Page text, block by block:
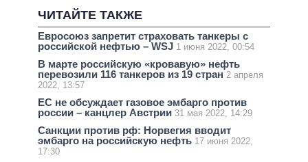
ЧИТАЙТЕ ТАКЖЕ
Евросоюз запретит страховать танкеры с
российской нефтью – WSJ 1 июня 2022, 00:54
В марте российскую «кровавую» нефть
перевозили 116 танкеров из 19 стран 2 апреля
2022, 13:57
ЕС не обсуждает газовое эмбарго против
россии – канцлер Австрии 31 мая 2022, 14:29
Санкции против рф: Норвегия вводит
эмбарго на российскую нефть 17 июня 2022,
17:30